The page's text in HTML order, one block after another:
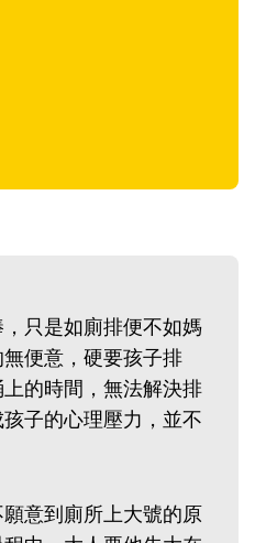
只是如廁排便不如媽
便意，硬要孩子排
的時間，無法解決排
子的心理壓力，並不
意到廁所上大號的原